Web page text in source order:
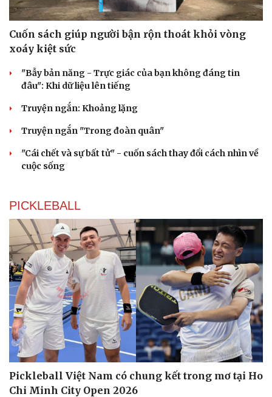
Cuốn sách giúp người bận rộn thoát khỏi vòng
xoáy kiệt sức
"Bẫy bản năng - Trực giác của bạn không đáng tin
đâu": Khi dữ liệu lên tiếng
Truyện ngắn: Khoảng lặng
Truyện ngắn "Trong đoàn quân"
"Cái chết và sự bất tử" - cuốn sách thay đổi cách nhìn về
cuộc sống
PICKLEBALL
Pickleball Việt Nam có chung kết trong mơ tại Ho
Chi Minh City Open 2026